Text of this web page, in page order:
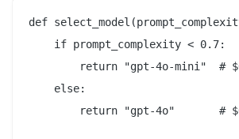
def
    if prompt_complexity < 0.7:
return "gpt-4o-mini"  #
    else:
return "gpt-4o"       #